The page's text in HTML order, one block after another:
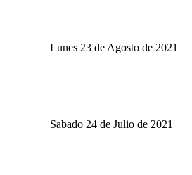
Lunes 23 de Agosto de 2021
Sabado 24 de Julio de 2021